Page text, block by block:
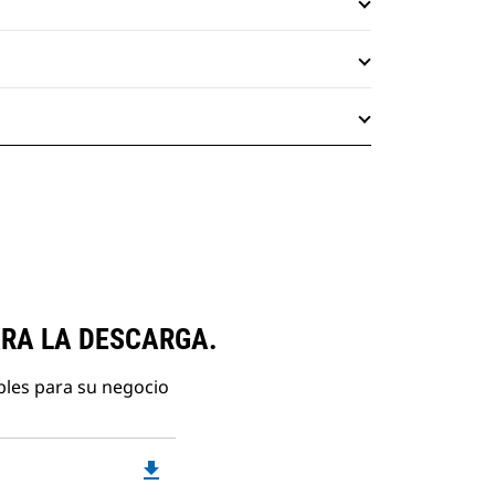
LA DESCARGA.
para su negocio
file_download